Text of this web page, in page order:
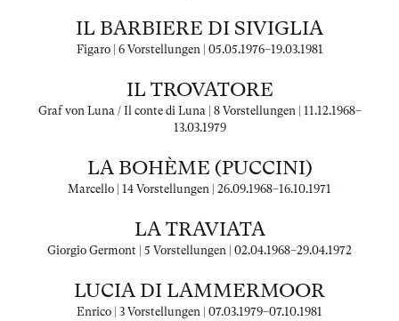
IL BARBIERE DI SIVIGLIA
Figaro | 6 Vorstellungen | 05.05.1976–19.03.1981
IL TROVATORE
Graf von Luna / Il conte di Luna | 8 Vorstellungen | 11.12.1968–
13.03.1979
LA BOHÈME (PUCCINI)
Marcello | 14 Vorstellungen | 26.09.1968–16.10.1971
LA TRAVIATA
Giorgio Germont | 5 Vorstellungen | 02.04.1968–29.04.1972
LUCIA DI LAMMERMOOR
Enrico | 3 Vorstellungen | 07.03.1979–07.10.1981